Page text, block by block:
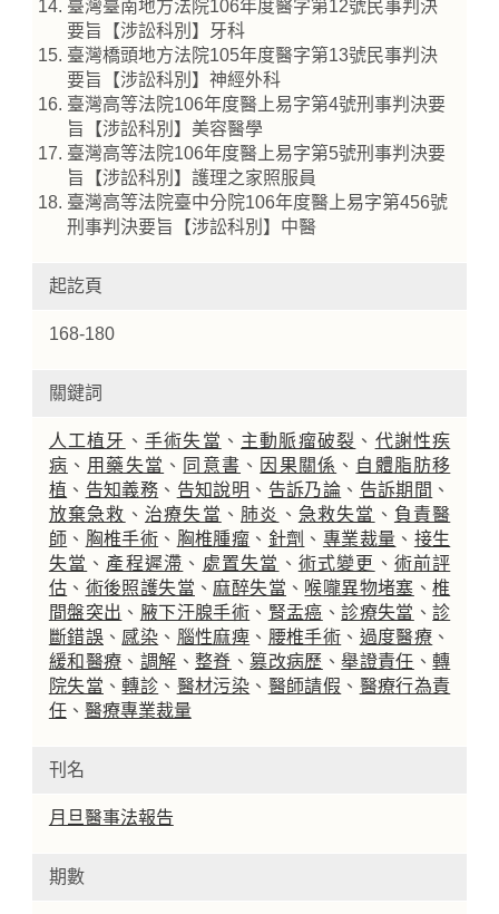
臺灣臺南地方法院106年度醫字第12號民事判決
要旨【涉訟科別】牙科
臺灣橋頭地方法院105年度醫字第13號民事判決
要旨【涉訟科別】神經外科
臺灣高等法院106年度醫上易字第4號刑事判決要
旨【涉訟科別】美容醫學
臺灣高等法院106年度醫上易字第5號刑事判決要
旨【涉訟科別】護理之家照服員
臺灣高等法院臺中分院106年度醫上易字第456號
刑事判決要旨【涉訟科別】中醫
起訖頁
168-180
關鍵詞
人工植牙 、 手術失當 、 主動脈瘤破裂 、 代謝性疾
病 、 用藥失當 、 同意書 、 因果關係 、 自體脂肪移
植 、 告知義務 、 告知說明 、 告訴乃論 、 告訴期間 、
放棄急救 、 治療失當 、 肺炎 、 急救失當 、 負責醫
師 、 胸椎手術 、 胸椎腫瘤 、 針劑 、 專業裁量 、 接生
失當 、 產程遲滯 、 處置失當 、 術式變更 、 術前評
估 、 術後照護失當 、 麻醉失當 、 喉嚨異物堵塞 、椎
間盤突出 、 腋下汗腺手術 、 腎盂癌 、診療失當 、診
斷錯誤 、 感染 、 腦性麻痺 、 腰椎手術 、 過度醫療 、
緩和醫療 、 調解 、整脊 、篡改病歷 、舉證責任 、轉
院失當 、轉診 、 醫材污染 、 醫師請假 、 醫療行為責
任、 醫療專業裁量
刊名
月旦醫事法報告
期數